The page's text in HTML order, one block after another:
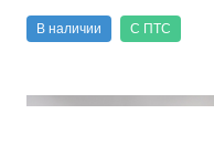
В наличии С ПТС